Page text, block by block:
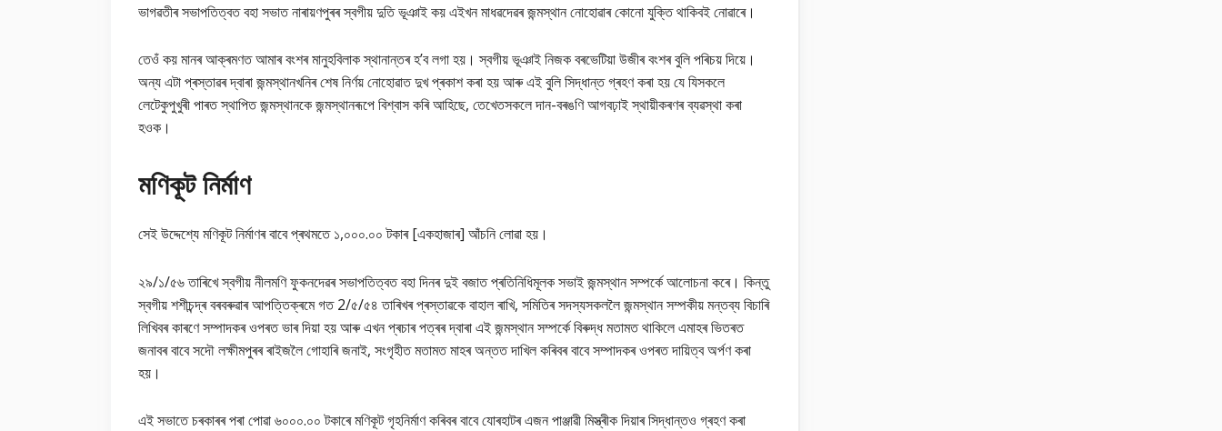
ভাগৱতীৰ সভাপতিত্বত বহা সভাত নাৰায়ণপুৰৰ স্বগীয় দুতি ভূঞাই কয় এইখন মাধৱদেৱৰ জন্মস্থান নোহোৱাৰ কোনো যুক্তি থাকিবই নোৱাৰে।
তেওঁ কয় মানৰ আক্ৰমণত আমাৰ বংশৰ মানুহবিলাক স্থানান্তৰ হ’ব লগা হয়। স্বগীয় ভূঞাই নিজক বৰভেটিয়া উজীৰ বংশৰ বুলি পৰিচয় দিয়ে।
অন্য এটা প্ৰস্তাৱৰ দ্বাৰা জন্মস্থানখনিৰ শেষ নিৰ্ণয় নোহোৱাত দুখ প্ৰকাশ কৰা হয় আৰু এই বুলি সিদ্ধান্ত গ্ৰহণ কৰা হয় যে যিসকলে
লেটেকুপুখুৰী পাৰত স্থাপিত জন্মস্থানকে জন্মস্থানৰূপে বিশ্বাস কৰি আহিছে, তেখেতসকলে দান-বৰঙণি আগবঢ়াই স্থায়ীকৰণৰ ব্যৱস্থা কৰা
হওক।
মণিকূট নিৰ্মাণ
সেই উদ্দেশ্যে মণিকূট নিৰ্মাণৰ বাবে প্ৰথমতে ১,০০০.০০ টকাৰ [একহাজাৰ] আঁচনি লোৱা হয়।
২৯/১/৫৬ তাৰিখে স্বগীয় নীলমণি ফুকনদেৱৰ সভাপতিত্বত বহা দিনৰ দুই বজাত প্ৰতিনিধিমূলক সভাই জন্মস্থান সম্পৰ্কে আলোচনা কৰে। কিন্তু
স্বগীয় শশীচন্দ্ৰ বৰবৰুৱাৰ আপত্তিক্ৰমে গত 2/৫/৫৪ তাৰিখৰ প্ৰস্তাৱকে বাহাল ৰাখি, সমিতিৰ সদস্যসকললৈ জন্মস্থান সম্পকীয় মন্তব্য বিচাৰি
লিখিবৰ কাৰণে সম্পাদকৰ ওপৰত ভাৰ দিয়া হয় আৰু এখন প্ৰচাৰ পত্ৰৰ দ্বাৰা এই জন্মস্থান সম্পৰ্কে বিৰুদ্ধ মতামত থাকিলে এমাহৰ ভিতৰত
জনাবৰ বাবে সদৌ লক্ষীমপুৰৰ ৰাইজলৈ গোহাৰি জনাই, সংগৃহীত মতামত মাহৰ অন্তত দাখিল কৰিবৰ বাবে সম্পাদকৰ ওপৰত দায়িত্ব অৰ্পণ কৰা
হয়।
এই সভাতে চৰকাৰৰ পৰা পোৱা ৬০০০.০০ টকাৰে মণিকূট গৃহনিৰ্মাণ কৰিবৰ বাবে যোৰহাটৰ এজন পাঞ্জাৱী মিস্ত্ৰীক দিয়াৰ সিদ্ধান্তও গ্ৰহণ কৰা